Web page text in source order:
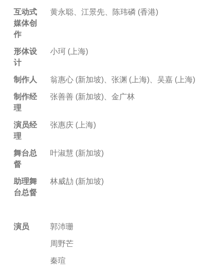
互动式
媒体创
作
黄永聪、江景先、陈玮磷 (香港)
形体设
计
小珂 (上海)
制作人 翁惠心 (新加坡)、张渊 (上海)、吴嘉 (上海)
制作经
理
张善善 (新加坡)、金广林
演员经
理
张惠庆 (上海)
舞台总
督
叶淑慧 (新加坡)
助理舞
台总督
林威劼 (新加坡)
演员 郭沛珊
周野芒
秦瑄